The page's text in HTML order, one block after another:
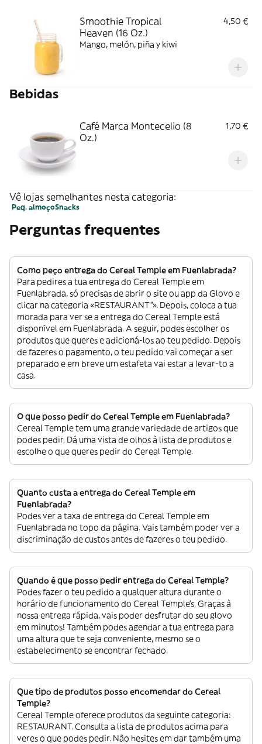
Smoothie Tropical
Heaven (16 Oz.)
4,50 €
Mango, melón, piña y kiwi
Bebidas
Café Marca Montecelio (8
Oz.)
1,70 €
Vê lojas semelhantes nesta categoria:
Peq. almoçoSnacks
Perguntas frequentes
Como peço entrega do Cereal Temple em Fuenlabrada?
Para pedires a tua entrega do Cereal Temple em
Fuenlabrada, só precisas de abrir o site ou app da Glovo e
clicar na categoria «RESTAURANT”». Depois, coloca a tua
morada para ver se a entrega do Cereal Temple está
disponível em Fuenlabrada. A seguir, podes escolher os
produtos que queres e adicioná-los ao teu pedido. Depois
de fazeres o pagamento, o teu pedido vai começar a ser
preparado e em breve um estafeta vai estar a levar-to a
casa.
O que posso pedir do Cereal Temple em Fuenlabrada?
Cereal Temple tem uma grande variedade de artigos que
podes pedir. Dá uma vista de olhos à lista de produtos e
escolhe o que queres pedir do Cereal Temple.
Quanto custa a entrega do Cereal Temple em
Fuenlabrada?
Podes ver a taxa de entrega do Cereal Temple em
Fuenlabrada no topo da página. Vais também poder ver a
discriminação de custos antes de fazeres o teu pedido.
Quando é que posso pedir entrega do Cereal Temple?
Podes fazer o teu pedido a qualquer altura durante o
horário de funcionamento do Cereal Temple’s. Graças à
nossa entrega rápida, vais poder desfrutar do seu glovo
em minutos! Também podes agendar a tua entrega para
uma altura que te seja conveniente, mesmo se o
estabelecimento se encontrar fechado.
Que tipo de produtos posso encomendar do Cereal
Temple?
Cereal Temple oferece produtos da seguinte categoria:
RESTAURANT. Consulta a lista de produtos acima para
veres o que podes pedir. Não hesites em dar também uma